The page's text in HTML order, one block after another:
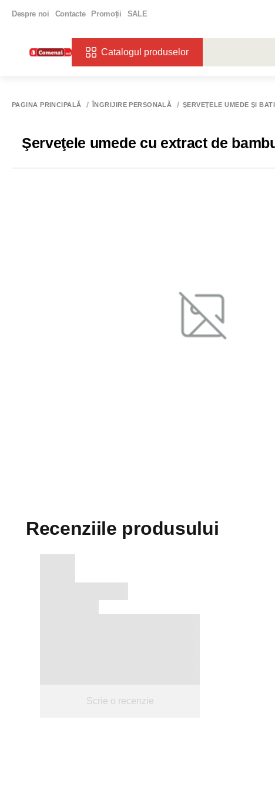
Despre noi Contacte Promoții SALE
Catalogul produselor
PAGINA PRINCIPALĂ ÎNGRIJIRE PERSONALĂ ŞERVEŢELE UMEDE ŞI
Şerveţele umede cu extract de
Recenziile produsului
Scrie o recenzie